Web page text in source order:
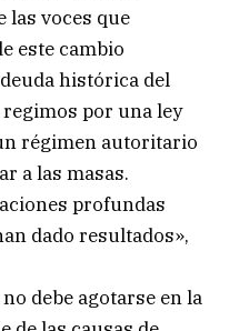
las voces que
este cambio
histórica del
por una ley
régimen autoritario
a las masas.
profundas
dado resultados»,
debe agotarse en la